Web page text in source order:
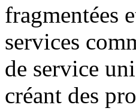
fragmentées
services
de service
créant des